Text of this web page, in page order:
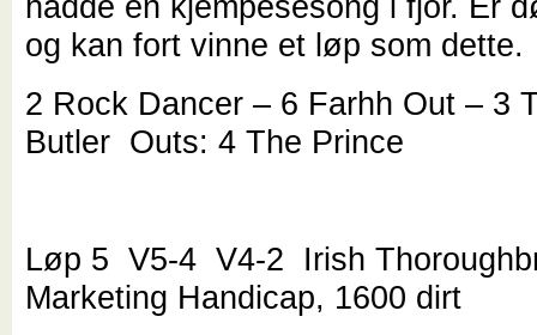
og kan fort vinne et løp som dette.
2 Rock Dancer – 6 Farhh Out – 3
Butler Outs: 4 The Prince
Løp 5 V5-4 V4-2 Irish
Marketing Handicap, 1600 dirt